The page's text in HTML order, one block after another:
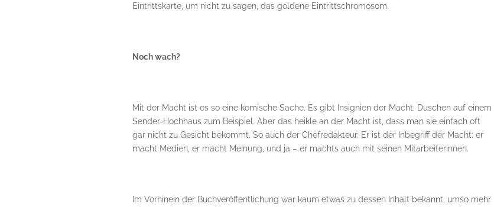
Eintrittskarte, um nicht zu sagen, das goldene Eintrittschromosom.
Noch wach?
Mit der Macht ist es so eine komische Sache. Es gibt Insignien der Macht: Duschen auf einem
Sender-Hochhaus zum Beispiel. Aber das heikle an der Macht ist, dass man sie einfach oft
gar nicht zu Gesicht bekommt. So auch der Chefredakteur. Er ist der Inbegriff der Macht: er
macht Medien, er macht Meinung, und ja – er machts auch mit seinen Mitarbeiterinnen.
Im Vorhinein der Buchveröffentlichung war kaum etwas zu dessen Inhalt bekannt, umso mehr